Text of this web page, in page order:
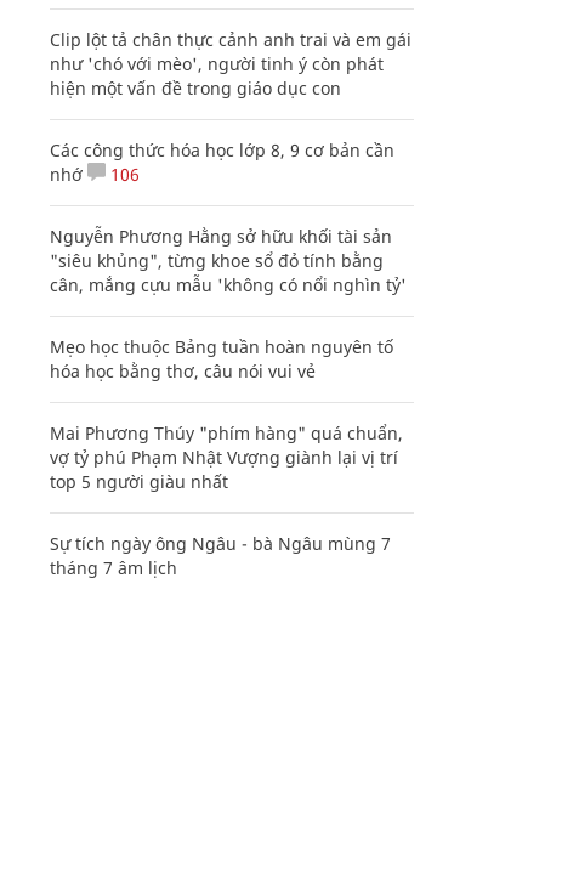
Clip lột tả chân thực cảnh anh trai và em gái
như 'chó với mèo', người tinh ý còn phát
hiện một vấn đề trong giáo dục con
Các công thức hóa học lớp 8, 9 cơ bản cần
nhớ
106
Nguyễn Phương Hằng sở hữu khối tài sản
"siêu khủng", từng khoe sổ đỏ tính bằng
cân, mắng cựu mẫu 'không có nổi nghìn tỷ'
Mẹo học thuộc Bảng tuần hoàn nguyên tố
hóa học bằng thơ, câu nói vui vẻ
Mai Phương Thúy "phím hàng" quá chuẩn,
vợ tỷ phú Phạm Nhật Vượng giành lại vị trí
top 5 người giàu nhất
Sự tích ngày ông Ngâu - bà Ngâu mùng 7
tháng 7 âm lịch